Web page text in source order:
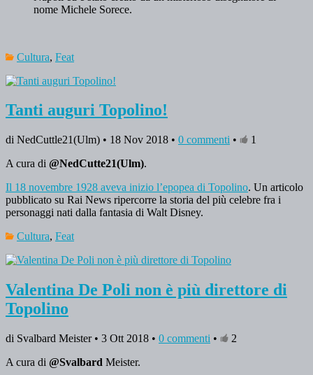
nome Michele Sorece.
Cultura, Feat
Tanti auguri Topolino!
di NedCuttle21(Ulm) • 18 Nov 2018 • 0 commenti •
1
A cura di @NedCutte21(Ulm).
Il 18 novembre 1928 aveva inizio l’epopea di Topolino. Un articolo
pubblicato su Rai News ripercorre la storia del più celebre fra i
personaggi nati dalla fantasia di Walt Disney.
Cultura, Feat
Valentina De Poli non è più direttore di
Topolino
di Svalbard Meister • 3 Ott 2018 • 0 commenti •
2
A cura di @Svalbard Meister.